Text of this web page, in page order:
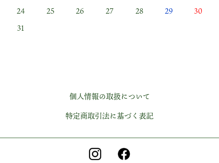
24
25 26 27 28 29
30
31
個人情報の取扱について
特定商取引法に基づく表記